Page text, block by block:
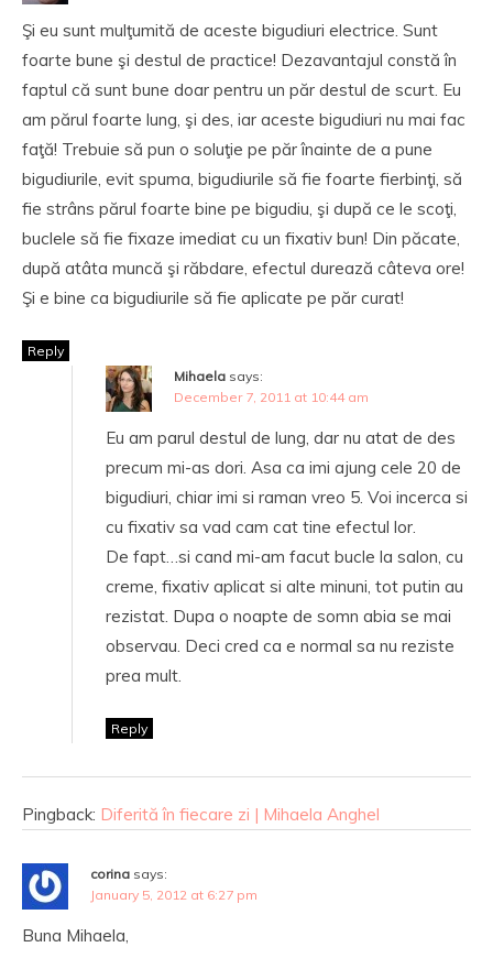
Şi eu sunt mulţumită de aceste bigudiuri electrice. Sunt
foarte bune şi destul de practice! Dezavantajul constă în
faptul că sunt bune doar pentru un păr destul de scurt. Eu
am părul foarte lung, şi des, iar aceste bigudiuri nu mai fac
faţă! Trebuie să pun o soluţie pe păr înainte de a pune
bigudiurile, evit spuma, bigudiurile să fie foarte fierbinţi, să
fie strâns părul foarte bine pe bigudiu, şi după ce le scoţi,
buclele să fie fixaze imediat cu un fixativ bun! Din păcate,
după atâta muncă şi răbdare, efectul durează câteva ore!
Şi e bine ca bigudiurile să fie aplicate pe păr curat!
Reply
Mihaela says:
December 7, 2011 at 10:44 am
Eu am parul destul de lung, dar nu atat de des
precum mi-as dori. Asa ca imi ajung cele 20 de
bigudiuri, chiar imi si raman vreo 5. Voi incerca si
cu fixativ sa vad cam cat tine efectul lor.
De fapt…si cand mi-am facut bucle la salon, cu
creme, fixativ aplicat si alte minuni, tot putin au
rezistat. Dupa o noapte de somn abia se mai
observau. Deci cred ca e normal sa nu reziste
prea mult.
Reply
Pingback: Diferită în fiecare zi | Mihaela Anghel
corina says:
January 5, 2012 at 6:27 pm
Buna Mihaela,